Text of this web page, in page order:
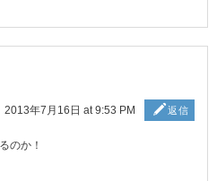
2013年7月16日 at 9:53 PM 返信
のか！